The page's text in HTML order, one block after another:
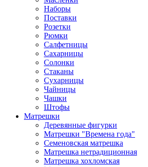
Наборы
Поставки
Розетки
Рюмки
Салфетницы
Сахарницы
Солонки
Стаканы
Сухарницы
Чайницы
Чашки
Штофы
Матрешки
Деревянные фигурки
Матрешки "Времена года"
Семеновская матрешка
Матрешка нетрадиционная
Матрешка хохломская